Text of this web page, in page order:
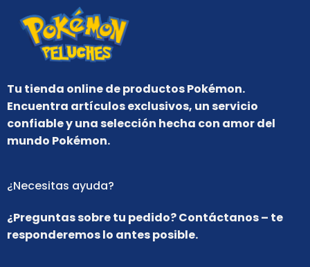
Tu tienda online de productos Pokémon.
Encuentra artículos exclusivos, un servicio
confiable y una selección hecha con amor del
mundo Pokémon.
¿Necesitas ayuda?
¿Preguntas sobre tu pedido? Contáctanos – te
responderemos lo antes posible.